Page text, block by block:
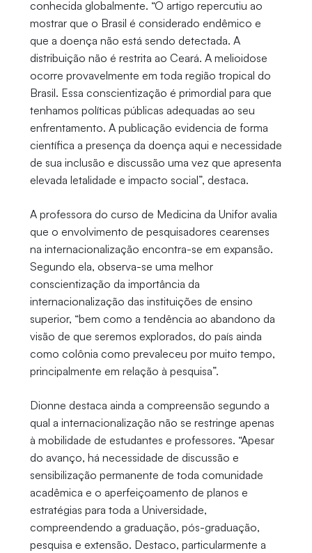
conhecida globalmente. “O artigo repercutiu ao
mostrar que o Brasil é considerado endêmico e
que a doença não está sendo detectada. A
distribuição não é restrita ao Ceará. A melioidose
ocorre provavelmente em toda região tropical do
Brasil. Essa conscientização é primordial para que
tenhamos políticas públicas adequadas ao seu
enfrentamento. A publicação evidencia de forma
científica a presença da doença aqui e necessidade
de sua inclusão e discussão uma vez que apresenta
elevada letalidade e impacto social”, destaca.
A professora do curso de Medicina da Unifor avalia
que o envolvimento de pesquisadores cearenses
na internacionalização encontra-se em expansão.
Segundo ela, observa-se uma melhor
conscientização da importância da
internacionalização das instituições de ensino
superior, “bem como a tendência ao abandono da
visão de que seremos explorados, do país ainda
como colônia como prevaleceu por muito tempo,
principalmente em relação à pesquisa”.
Dionne destaca ainda a compreensão segundo a
qual a internacionalização não se restringe apenas
à mobilidade de estudantes e professores. “Apesar
do avanço, há necessidade de discussão e
sensibilização permanente de toda comunidade
acadêmica e o aperfeiçoamento de planos e
estratégias para toda a Universidade,
compreendendo a graduação, pós-graduação,
pesquisa e extensão. Destaco, particularmente a